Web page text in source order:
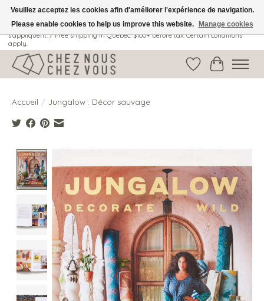
Livraison gratuite au Québec: 100$ + avant taxes. Certaines conditions
s'appliquent. / Free shipping in Quebec: $100+ before tax. Certain conditions
apply.
Liste dePanier
Accueil / Jungalow : Décor sauvage
Veuillez acceptez les cookies afin d'améliorer l'expérience de navigation.
Please enable cookies to help us improve this website.
Manage cookies